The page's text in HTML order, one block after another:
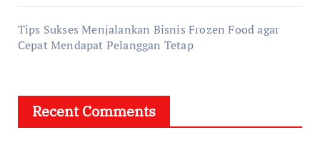
Tips Sukses Menjalankan Bisnis Frozen Food agar
Cepat Mendapat Pelanggan Tetap
Recent Comments